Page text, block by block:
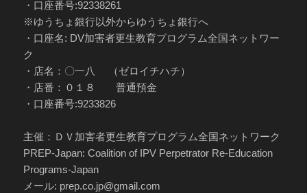
・口座番号:92338261
※ゆうちょ銀行以外からゆうちょ銀行へ
・口座名: DV加害者更生教育プログラム全国ネットワー
ク
・店名：〇一八 （ゼロイチハチ）
・店番：０１８ 普通預金
・口座番号:9233826
主催：ＤＶ加害者更生教育プログラム全国ネットワーク
PREP-Japan: Coalition of IPV Perpetrator Re-Education
Programs-Japan
メール: prep.co.jp@gmail.com